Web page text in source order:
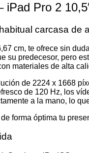
iPad Pro 2
carcasa de
cm, te ofrece sin
su predecesor, pero
materiales de alta
de 2224 x 1668
de 120 Hz, los
a la mano, lo
forma óptima tu